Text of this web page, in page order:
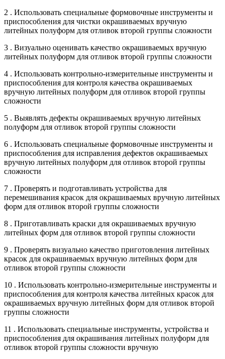
2 . Использовать специальные формовочные инструменты и
приспособления для чистки окрашиваемых вручную
литейных полуформ для отливок второй группы сложности
3 . Визуально оценивать качество окрашиваемых вручную
литейных полуформ для отливок второй группы сложности
4 . Использовать контрольно-измерительные инструменты и
приспособления для контроля качества окрашиваемых
вручную литейных полуформ для отливок второй группы
сложности
5 . Выявлять дефекты окрашиваемых вручную литейных
полуформ для отливок второй группы сложности
6 . Использовать специальные формовочные инструменты и
приспособления для исправления дефектов окрашиваемых
вручную литейных полуформ для отливок второй группы
сложности
7 . Проверять и подготавливать устройства для
перемешивания красок для окрашиваемых вручную литейных
форм для отливок второй группы сложности
8 . Приготавливать краски для окрашиваемых вручную
литейных форм для отливок второй группы сложности
9 . Проверять визуально качество приготовления литейных
красок для окрашиваемых вручную литейных форм для
отливок второй группы сложности
10 . Использовать контрольно-измерительные инструменты и
приспособления для контроля качества литейных красок для
окрашиваемых вручную литейных форм для отливок второй
группы сложности
11 . Использовать специальные инструменты, устройства и
приспособления для окрашивания литейных полуформ для
отливок второй группы сложности вручную